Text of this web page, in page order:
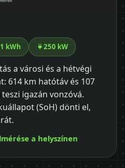
kWh 250 kW
a városi és a hétvégi
614 km hatótáv és 107
igazán vonzóvá.
(SoH) dönti el,
a helyszínen